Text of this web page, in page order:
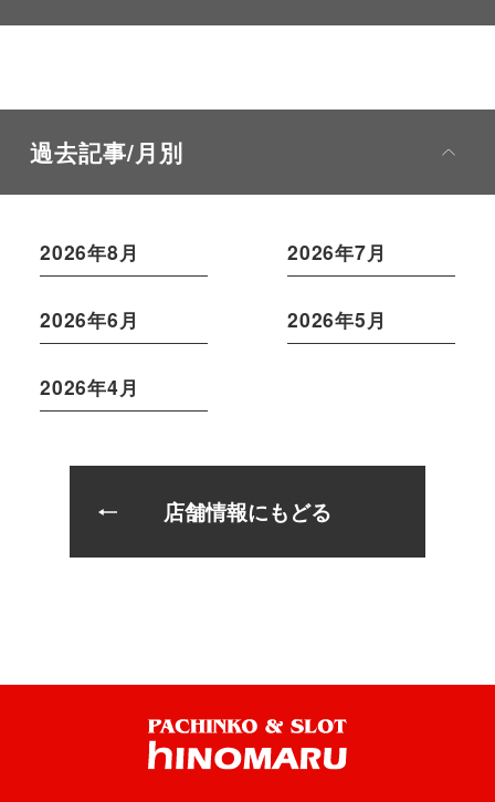
過去記事/月別
2026年8月 2026年7月
2026年6月 2026年5月
2026年4月
店舗情報にもどる